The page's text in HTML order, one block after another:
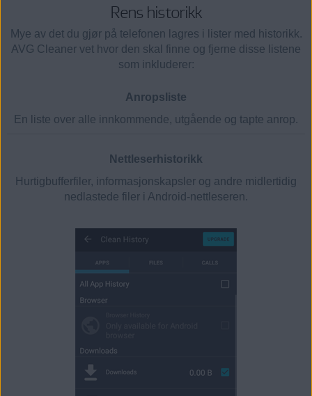
Rens historikk
Mye av det du gjør på telefonen lagres i lister med historikk.
AVG Cleaner vet hvor den skal finne og fjerne disse listene
som inkluderer:
Anropsliste
En liste over alle innkommende, utgående og tapte anrop.
Nettleserhistorikk
Hurtigbufferfiler, informasjonskapsler og andre midlertidig
nedlastede filer i Android-nettleseren.